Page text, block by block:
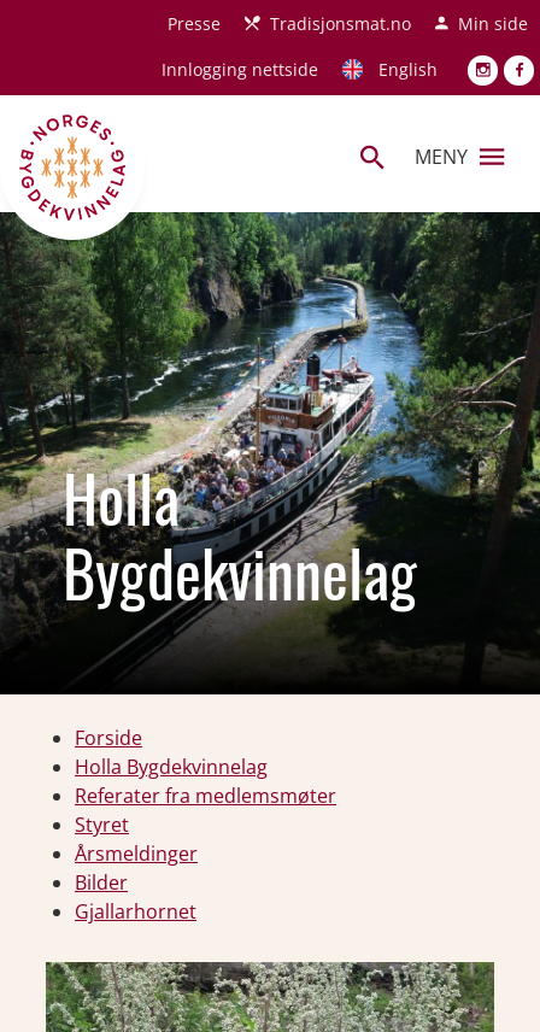
Hopp til hovedinnholdPresse Tradisjonsmat.no
Min side
Innlogging nettside
English
MENY
Holla
Bygdekvinnelag
Forside
Holla Bygdekvinnelag
Referater fra medlemsmøter
Styret
Årsmeldinger
Bilder
Gjallarhornet